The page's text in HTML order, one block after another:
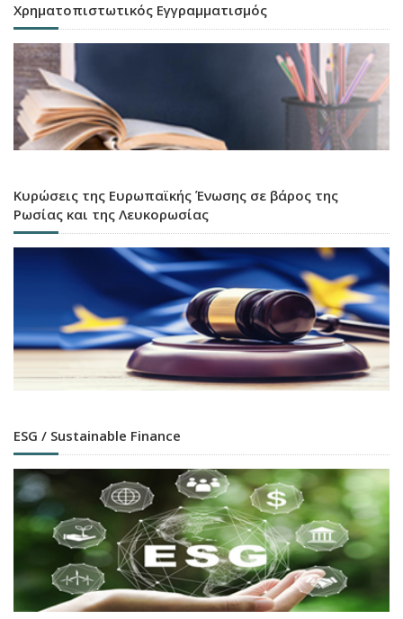
Χρηματοπιστωτικός Εγγραμματισμός
Κυρώσεις της Ευρωπαϊκής Ένωσης σε βάρος της
Ρωσίας και της Λευκορωσίας
ESG / Sustainable Finance